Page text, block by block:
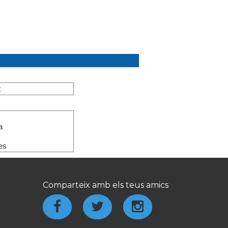
Comparteix amb els teus amics